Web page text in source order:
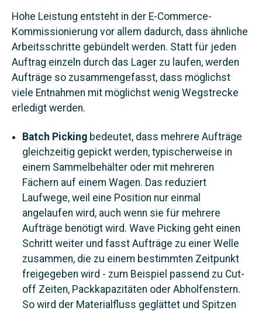
Hohe Leistung entsteht in der E-Commerce-
Kommissionierung vor allem dadurch, dass ähnliche
Arbeitsschritte gebündelt werden. Statt für jeden
Auftrag einzeln durch das Lager zu laufen, werden
Aufträge so zusammengefasst, dass möglichst
viele Entnahmen mit möglichst wenig Wegstrecke
erledigt werden.
Batch Pickingbedeutet, dass mehrere Aufträge
gleichzeitig gepickt werden, typischerweise in
einem Sammelbehälter oder mit mehreren
Fächern auf einem Wagen. Das reduziert
Laufwege, weil eine Position nur einmal
angelaufen wird, auch wenn sie für mehrere
Aufträge benötigt wird. Wave Picking geht einen
Schritt weiter und fasst Aufträge zu einer Welle
zusammen, die zu einem bestimmten Zeitpunkt
freigegeben wird - zum Beispiel passend zu Cut-
off Zeiten, Packkapazitäten oder Abholfenstern.
So wird der Materialfluss geglättet und Spitzen